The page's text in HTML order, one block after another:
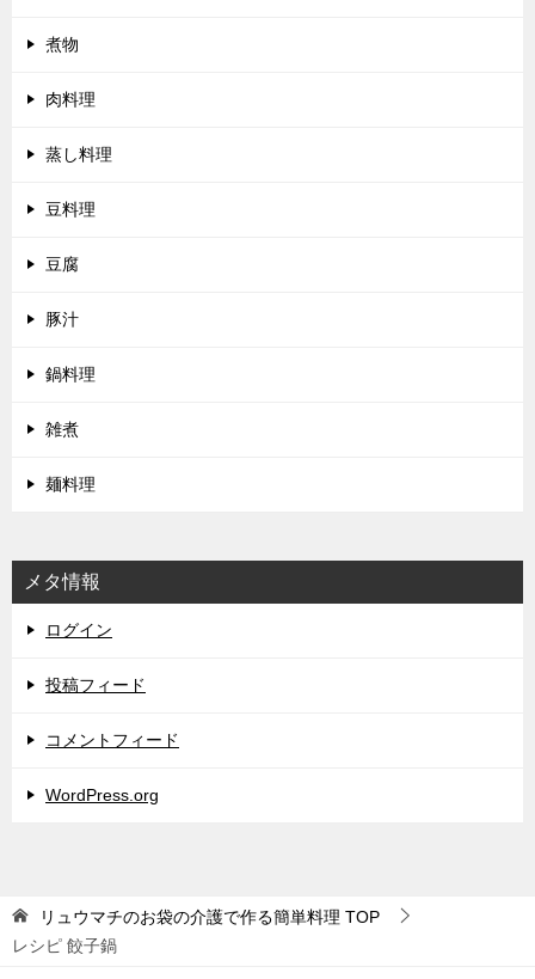
煮物
肉料理
蒸し料理
豆料理
豆腐
豚汁
鍋料理
雑煮
麺料理
メタ情報
ログイン
投稿フィード
コメントフィード
WordPress.org
リュウマチのお袋の介護で作る簡単料理 TOP
レシピ 餃子鍋